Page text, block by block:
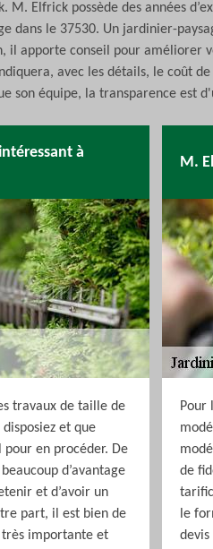
M. Elfrick possède des années
dans le 37530. Un jardinier-
il apporte conseil pour
avec les détails, le coût
son équipe, la transparence est
à
travaux de taille de
et que
pour en procéder. De
d’avantage
et d’avoir un
part, il est bien de
très importante et
M.
Pour
de
le